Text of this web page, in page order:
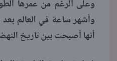
وعلى الرغم من عمرها
وأشهر ساعة في العالم
أنها أصبحت بين تاريخ